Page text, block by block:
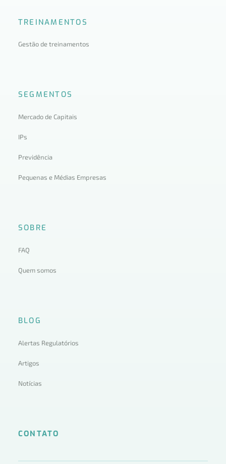
TREINAMENTOS
Gestão de treinamentos
SEGMENTOS
Mercado de Capitais
IPs
Previdência
Pequenas e Médias Empresas
SOBRE
FAQ
Quem somos
BLOG
Alertas Regulatórios
Artigos
Notícias
CONTATO